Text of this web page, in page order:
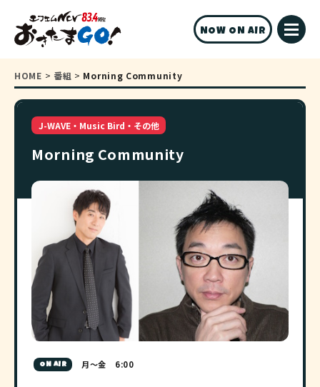
NOW ON AIR
HOME > 番組 > Morning Community
J-WAVE・Music Bird・その他
Morning Community
ON AIR 月～金 6:00